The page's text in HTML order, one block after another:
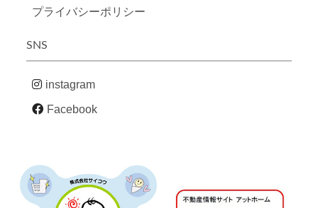
プライバシーポリシー
SNS
instagram
Facebook